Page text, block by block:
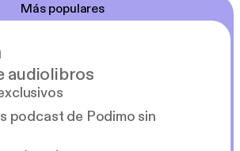
Más populares
audiolibros
podcast de Podimo sin